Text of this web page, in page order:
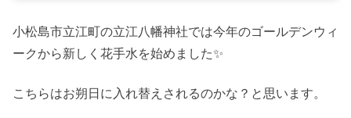
小松島市立江町の立江八幡神社では今年のゴールデンウィ
ークから新しく花手水を始めました✨
こちらはお朔日に入れ替えされるのかな？と思います。